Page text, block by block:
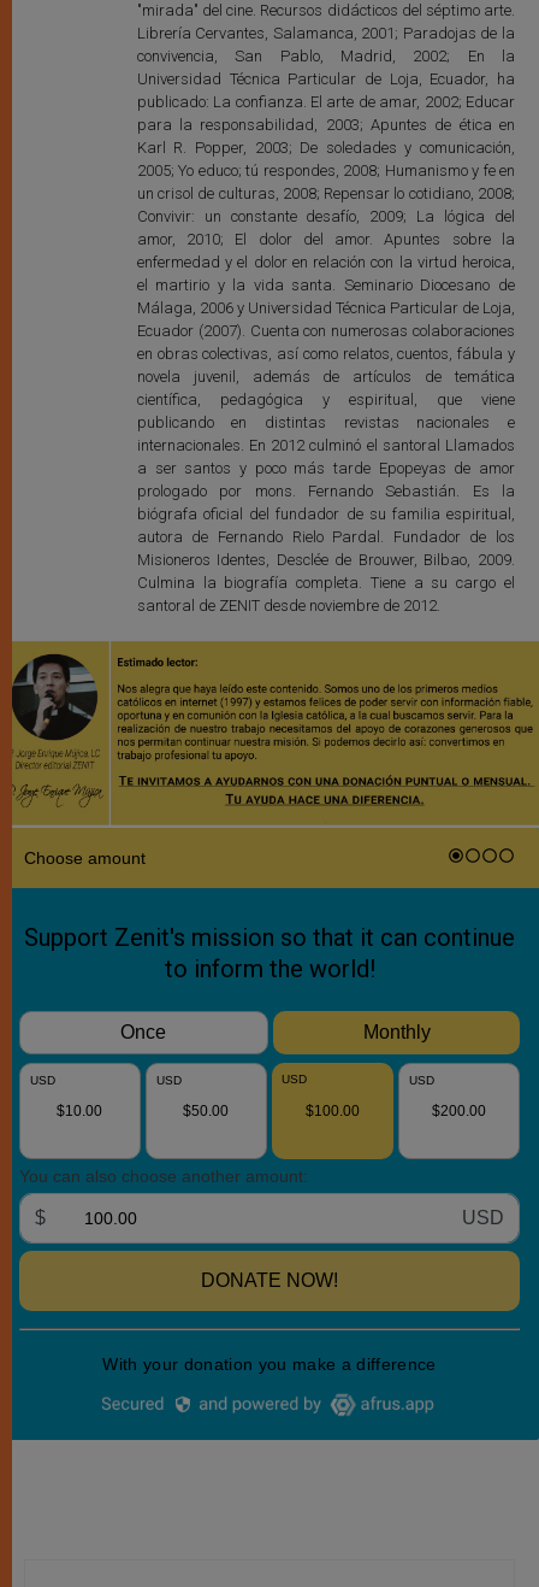
"mirada" del cine. Recursos didácticos del séptimo arte.
Librería Cervantes, Salamanca, 2001; Paradojas de la
convivencia, San Pablo, Madrid, 2002; En la
Universidad Técnica Particular de Loja, Ecuador, ha
publicado: La confianza. El arte de amar, 2002; Educar
para la responsabilidad, 2003; Apuntes de ética en
Karl R. Popper, 2003; De soledades y comunicación,
2005; Yo educo; tú respondes, 2008; Humanismo y fe en
un crisol de culturas, 2008; Repensar lo cotidiano, 2008;
Convivir: un constante desafío, 2009; La lógica del
amor, 2010; El dolor del amor. Apuntes sobre la
enfermedad y el dolor en relación con la virtud heroica,
el martirio y la vida santa. Seminario Diocesano de
Málaga, 2006 y Universidad Técnica Particular de Loja,
Ecuador (2007). Cuenta con numerosas colaboraciones
en obras colectivas, así como relatos, cuentos, fábula y
novela juvenil, además de artículos de temática
científica, pedagógica y espiritual, que viene
publicando en distintas revistas nacionales e
internacionales. En 2012 culminó el santoral Llamados
a ser santos y poco más tarde Epopeyas de amor
prologado por mons. Fernando Sebastián. Es la
biógrafa oficial del fundador de su familia espiritual,
autora de Fernando Rielo Pardal. Fundador de los
Misioneros Identes, Desclée de Brouwer, Bilbao, 2009.
Culmina la biografía completa. Tiene a su cargo el
santoral de ZENIT desde noviembre de 2012.